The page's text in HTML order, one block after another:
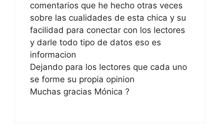
comentarios que he hecho otras veces
sobre las cualidades de esta chica y su
facilidad para conectar con los lectores
y darle todo tipo de datos eso es
informacion
Dejando para los lectores que cada uno
se forme su propia opinion
Muchas gracias Mónica ?